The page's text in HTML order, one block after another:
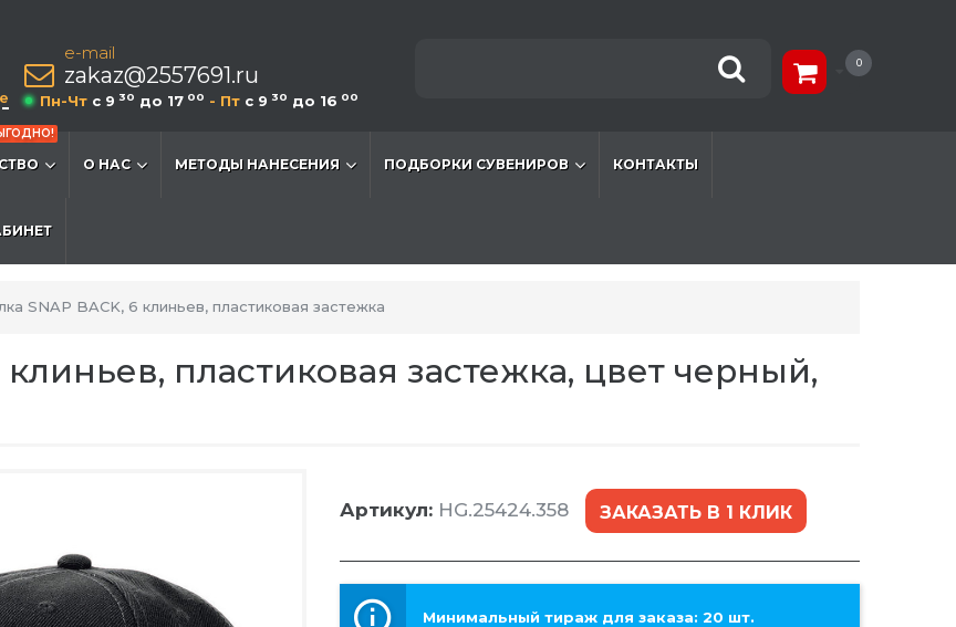
e-mail
zakaz@2557691.ru
Пн-Чт c 9 30 до 17 00 - Пт c 9 30 до 16 00
0
О НАС МЕТОДЫ НАНЕСЕНИЯ ПОДБОРКИ СУВЕНИРОВ КОНТАКТЫ
SNAP BACK, 6 клиньев, пластиковая застежка
клиньев, пластиковая застежка, цвет черный,
Артикул: HG.25424.358 ЗАКАЗАТЬ В 1 КЛИК
Минимальный тираж для заказа: 20 шт.